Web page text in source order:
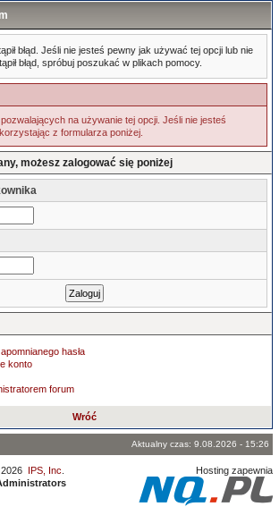
błąd. Jeśli nie jesteś pewny jak używać tej opcji lub nie
błąd, spróbuj poszukać w plikach pomocy.
na używanie tej opcji. Jeśli nie jesteś
z formularza poniżej.
możesz zalogować się poniżej
hasła
konto
forum
Wróć
Aktualny czas: 9.08.2026 - 15:26
IPS, Inc Hosting zapewnia